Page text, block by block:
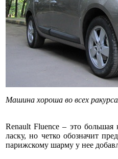
Машина хороша во всех
Renault Fluence – это
ласку, но четко обозначит
парижскому шарму у нее